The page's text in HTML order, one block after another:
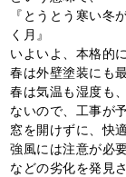
『とうとう寒い冬
く月』
いよいよ、本格的
春は外壁塗装にも
春は気温も湿度も
ないので、工事が
窓を開けずに、快
強風には注意が必
などの劣化を発見